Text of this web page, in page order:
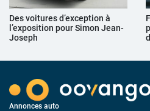
Des voitures d’exception à
l’exposition pour Simon Jean-
Joseph
Annonces auto